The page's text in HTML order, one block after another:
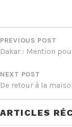
DE
PREVIOUS POST
Dakar : Mention
NEXT POST
De retour à la
ARTICLES